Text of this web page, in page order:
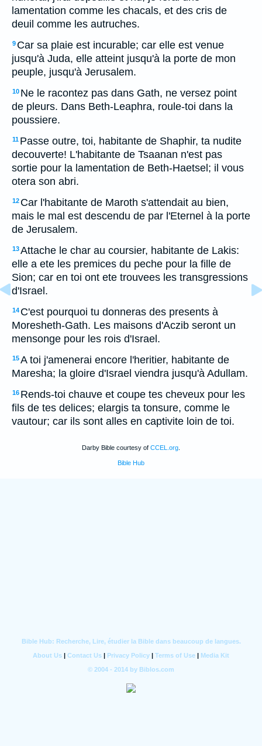
lamentation comme les chacals, et des cris de
deuil comme les autruches.
9 Car sa plaie est incurable; car elle est venue
jusqu'à Juda, elle atteint jusqu'à la porte de mon
peuple, jusqu'à Jerusalem.
10 Ne le racontez pas dans Gath, ne versez point
de pleurs. Dans Beth-Leaphra, roule-toi dans la
poussiere.
11 Passe outre, toi, habitante de Shaphir, ta nudite
decouverte! L'habitante de Tsaanan n'est pas
sortie pour la lamentation de Beth-Haetsel; il vous
otera son abri.
12 Car l'habitante de Maroth s'attendait au bien,
mais le mal est descendu de par l'Eternel à la porte
de Jerusalem.
13Attache le char au coursier, habitante de Lakis:
elle a ete les premices du peche pour la fille de
Sion; car en toi ont ete trouvees les transgressions
d'Israel.
14 C'est pourquoi tu donneras des presents à
Moresheth-Gath. Les maisons d'Aczib seront un
mensonge pour les rois d'Israel.
15A toi j'amenerai encore l'heritier, habitante de
Maresha; la gloire d'Israel viendra jusqu'à Adullam.
16 Rends-toi chauve et coupe tes cheveux pour les
fils de tes delices; elargis ta tonsure, comme le
vautour; car ils sont alles en captivite loin de toi.
Darby Bible courtesy of CCEL.org
Bible Hub